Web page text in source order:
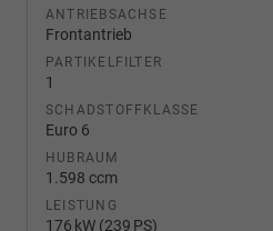
ANTRIEBSACHSE
Frontantrieb
PARTIKELFILTER
1
SCHADSTOFFKLASSE
Euro 6
HUBRAUM
1.598 ccm
LEISTUNG
176 kW (239 PS)